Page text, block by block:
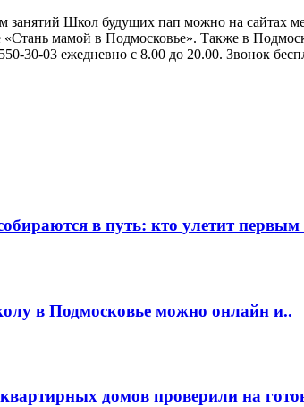
занятий Школ будущих пап можно на сайтах
мамой в Подмосковье». Также в
30-03 ежедневно с 8.00 до 20.00. Звонок
в путь: кто улетит первым
в Подмосковье можно онлайн и..
домов проверили на